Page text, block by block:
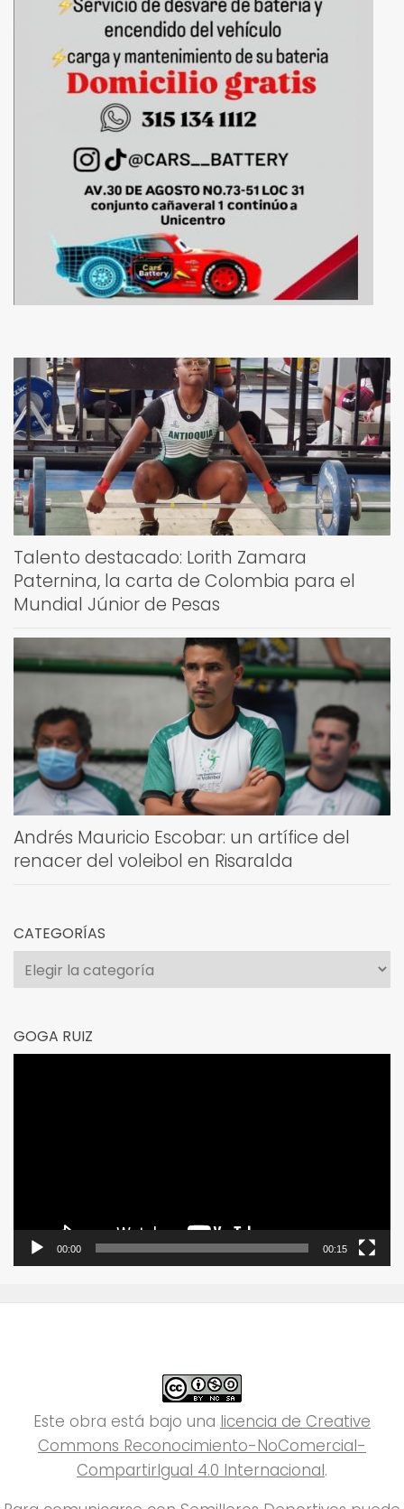
Talento destacado: Lorith Zamara
Paternina, la carta de Colombia para el
Mundial Júnior de Pesas
Andrés Mauricio Escobar: un artífice del
renacer del voleibol en Risaralda
CATEGORÍAS
Categorías
GOGA RUIZ
00:00 00:15
Este obra está bajo una licencia de Creative
Commons Reconocimiento-NoComercial-
CompartirIgual 4.0 Internacional.